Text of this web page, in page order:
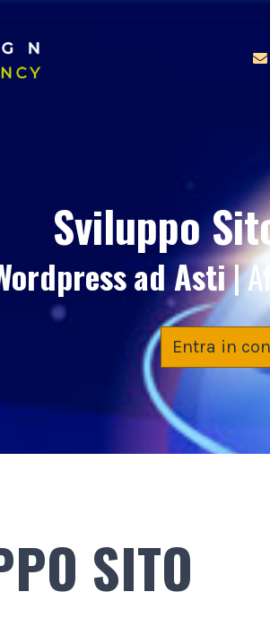
Sviluppo
ad Asti|
Entra in
SITO